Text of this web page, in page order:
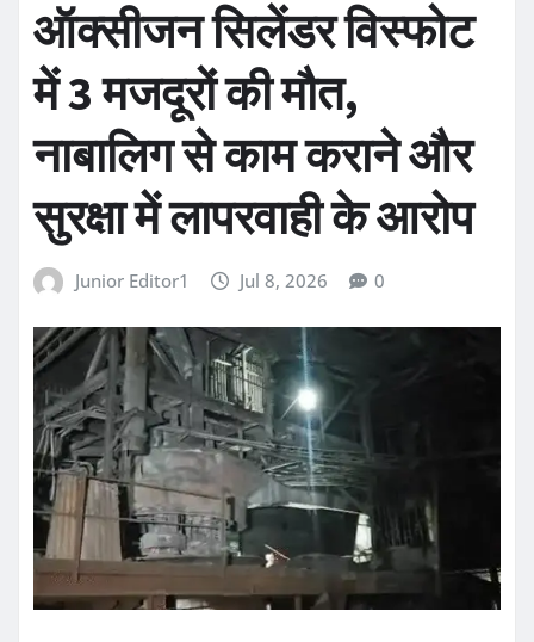
ऑक्सीजन सिलेंडर विस्फोट
में 3 मजदूरों की मौत,
नाबालिग से काम कराने और
सुरक्षा में लापरवाही के आरोप
Junior Editor1 Jul 8, 2026 0